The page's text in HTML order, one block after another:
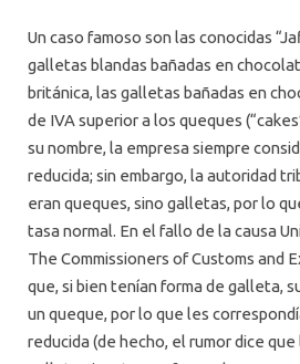
Un caso famoso son las conocidas
galletas blandas bañadas en
británica, las galletas bañadas en
de IVA superior a los queques
su nombre, la empresa siempre
reducida; sin embargo, la autoridad
eran queques, sino galletas, por lo
tasa normal. En el fallo de la causa
The Commissioners of Customs and
que, si bien tenían forma de galleta,
un queque, por lo que les
reducida (de hecho, el rumor dice